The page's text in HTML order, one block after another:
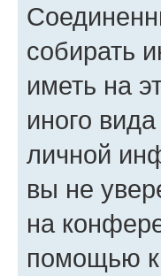
собирать
иметь на
иного
личной
вы не
на
помощью к